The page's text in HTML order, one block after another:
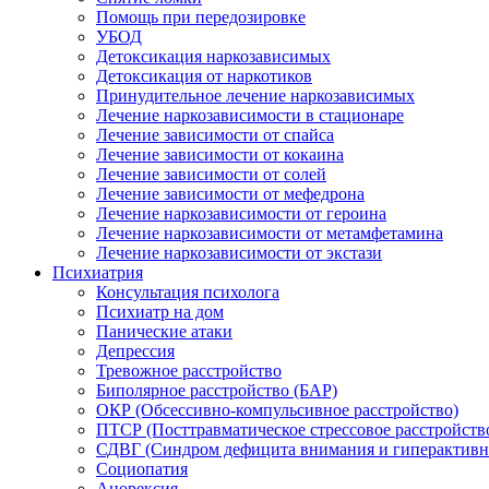
Помощь при передозировке
УБОД
Детоксикация наркозависимых
Детоксикация от наркотиков
Принудительное лечение наркозависимых
Лечение наркозависимости в стационаре
Лечение зависимости от спайса
Лечение зависимости от кокаина
Лечение зависимости от солей
Лечение зависимости от мефедрона
Лечение наркозависимости от героина
Лечение наркозависимости от метамфетамина
Лечение наркозависимости от экстази
Психиатрия
Консультация психолога
Психиатр на дом
Панические атаки
Депрессия
Тревожное расстройство
Биполярное расстройство (БАР)
ОКР (Обсессивно-компульсивное расстройство)
ПТСР (Посттравматическое стрессовое
СДВГ (Синдром дефицита внимания и
Социопатия